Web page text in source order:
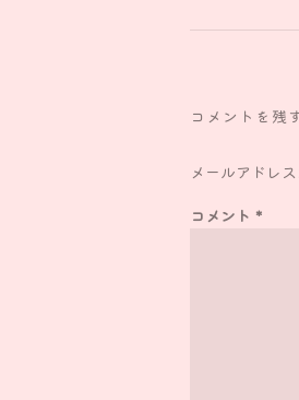
コメントを残
メールアドレ
コメント *